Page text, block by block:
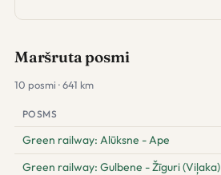
Maršruta posmi
10 posmi · 641 km
POSMS
Green railway: Alūksne - Ape
Green railway: Gulbene - Žīguri (Viļaka)